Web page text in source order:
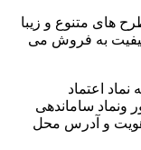
های متنوع و زیبا
به فروش می
اعتماد
ساماندهی
هویت و آدرس محل